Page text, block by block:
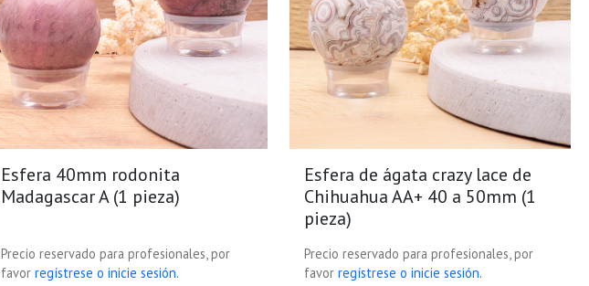
Esfera 40mm rodonita
Madagascar A (1 pieza)
Precio reservado para profesionales, por
favor regístrese o inicie sesión.
Esfera de ágata crazy lace de
Chihuahua AA+ 40 a 50mm (1
pieza)
Precio reservado para profesionales, por
favor regístrese o inicie sesión.